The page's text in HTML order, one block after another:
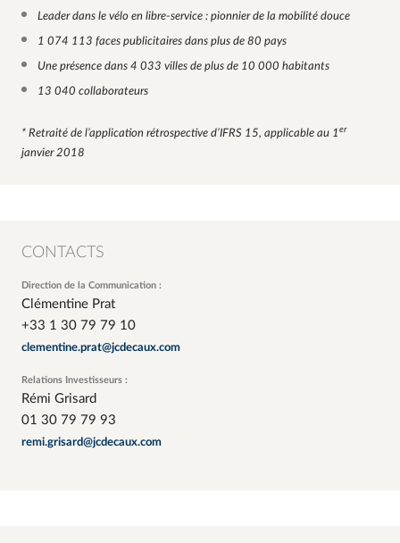
Leader dans le vélo en libre-service : pionnier de la mobilité douce
1 074 113 faces publicitaires dans plus de 80 pays
Une présence dans 4 033 villes de plus de 10 000 habitants
13 040 collaborateurs
* Retraité de l’application rétrospective d’IFRS 15, applicable au 1 er
janvier 2018
CONTACTS
Direction de la Communication :
Clémentine Prat
+33 1 30 79 79 10
clementine.prat@jcdecaux.com
Relations Investisseurs :
Rémi Grisard
01 30 79 79 93
remi.grisard@jcdecaux.com